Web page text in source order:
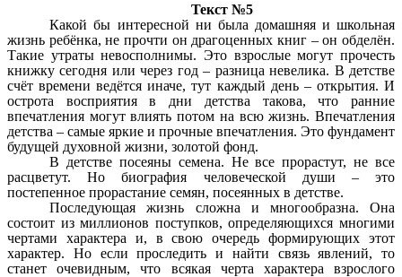
Текст №5
Какой бы интересной ни была домашняя и школьная
жизнь ребёнка, не прочти он драгоценных книг – он обделён.
Такие утраты невосполнимы. Это взрослые могут прочесть
книжку сегодня или через год – разница невелика. В детстве
счёт времени ведётся иначе, тут каждый день – открытия. И
острота восприятия в дни детства такова, что ранние
впечатления могут влиять потом на всю жизнь. Впечатления
детства – самые яркие и прочные впечатления. Это фундамент
будущей духовной жизни, золотой фонд.
В детстве посеяны семена. Не все прорастут, не все
расцветут. Но биография человеческой души – это
постепенное прорастание семян, посеянных в детстве.
Последующая жизнь сложна и многообразна. Она
состоит из миллионов поступков, определяющихся многими
чертами характера и, в свою очередь формирующих этот
характер. Но если проследить и найти связь явлений, то
станет очевидным, что всякая черта характера взрослого